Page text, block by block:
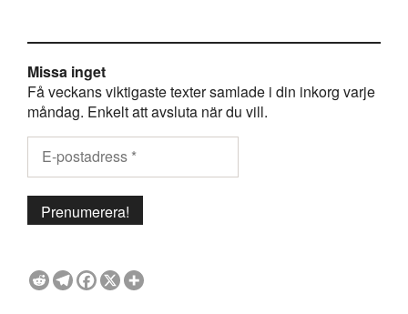
Missa inget
Få veckans viktigaste texter samlade i din inkorg varje
måndag. Enkelt att avsluta när du vill.